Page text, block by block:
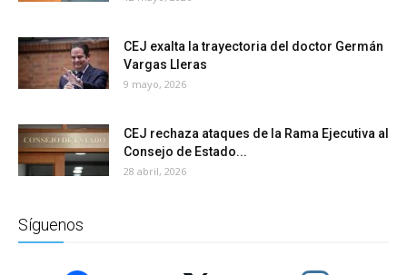
CEJ exalta la trayectoria del doctor Germán
Vargas Lleras
9 mayo, 2026
CEJ rechaza ataques de la Rama Ejecutiva al
Consejo de Estado...
28 abril, 2026
Síguenos